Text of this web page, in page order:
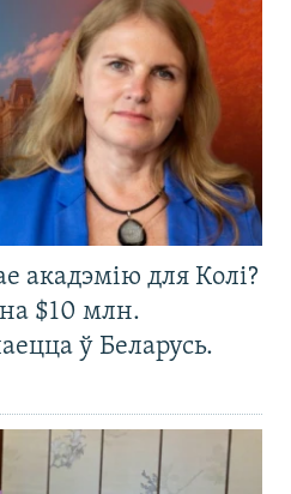
акадэмію для Колі?
на $10 млн.
ў Беларусь.